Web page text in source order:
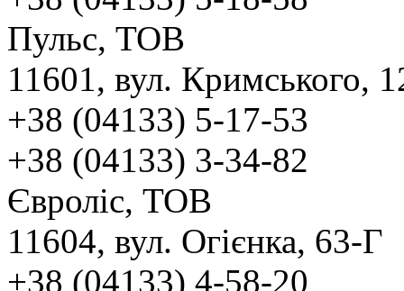
Пульс, ТОВ
11601, вул. Кримського,
+38 (04133) 5-17-53
+38 (04133) 3-34-82
Євроліс, ТОВ
11604, вул. Огієнка, 63-Г
+38 (04133) 4-58-20